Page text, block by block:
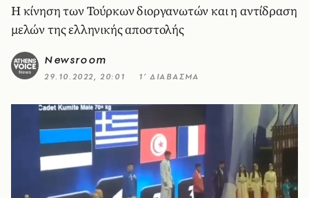
Η κίνηση των Τούρκων διοργανωτών και η αντίδραση
μελών της ελληνικής αποστολής
Newsroom
29.10.2022, 20:01 1’ ΔΙΑΒΑΣΜΑ